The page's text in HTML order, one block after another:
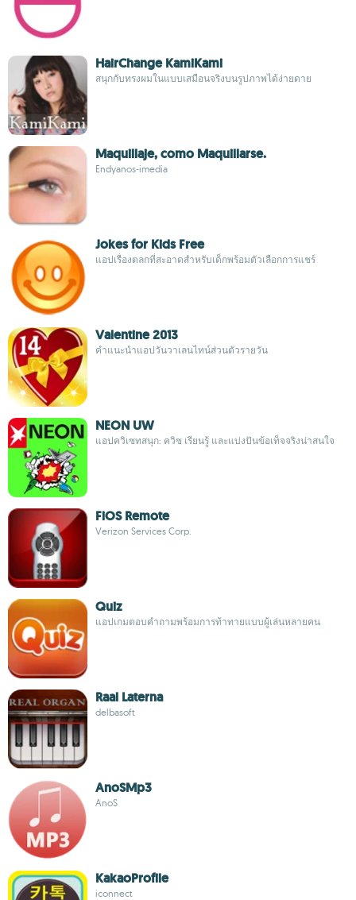
HairChange KamiKami
สนุกกับทรงผมในแบบเสมือนจริงบนรูปภาพได้ง่ายดาย
Maquillaje, como Maquillarse.
Endyanos-imedia
Jokes for Kids Free
แอปเรื่องตลกที่สะอาดสำหรับเด็กพร้อมตัวเลือกการแชร์
Valentine 2013
คำแนะนำแอปวันวาเลนไทน์ส่วนตัวรายวัน
NEON UW
แอปควิเซทสนุก: ควิซ เรียนรู้ และแบ่งปันข้อเท็จจริงน่าสนใจ
FiOS Remote
Verizon Services Corp.
Quiz
แอปเกมตอบคำถามพร้อมการท้าทายแบบผู้เล่นหลายคน
Raal Laterna
delbasoft
AnoSMp3
AnoS
KakaoProfile
iconnect